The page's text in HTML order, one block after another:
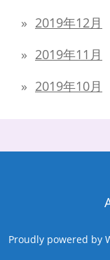
2019年12月
2019年11月
2019年10月
Proudly powered by